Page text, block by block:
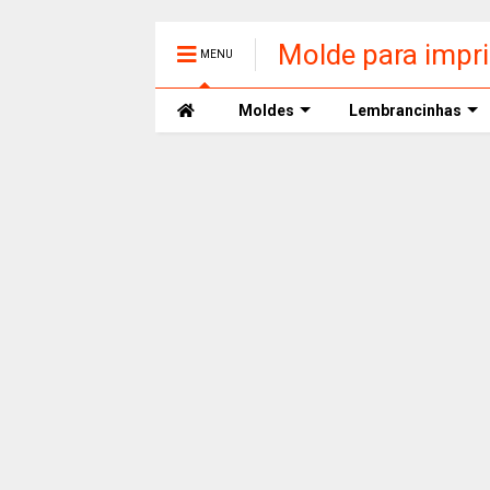
MENU Molde para
Moldes Lembrancinhas